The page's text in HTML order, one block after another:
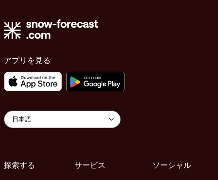
アプリを見る
探索する
サービス
ソーシャル